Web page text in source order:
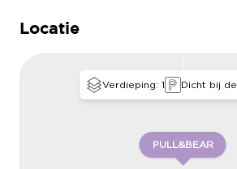
Locatie
PULL&BEAR
Verdieping: 1 Dicht bij